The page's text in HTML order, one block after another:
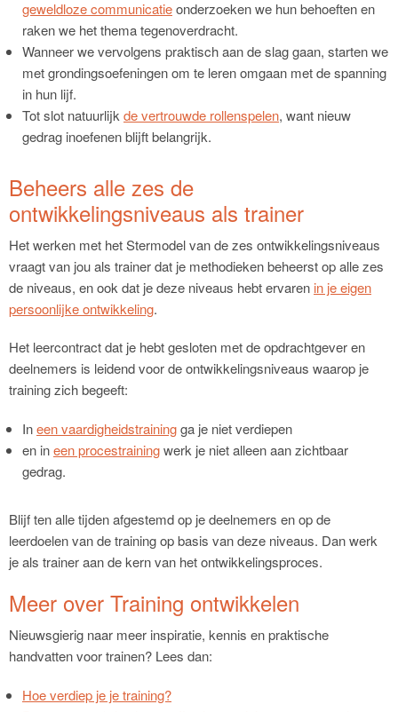
geweldloze communicatieonderzoeken we hun behoeften en
raken we het thema tegenoverdracht.
Wanneer we vervolgens praktisch aan de slag gaan, starten we
met grondingsoefeningen om te leren omgaan met de spanning
in hun lijf.
Tot slot natuurlijk de vertrouwde rollenspelen, want nieuw
gedrag inoefenen blijft belangrijk.
Beheers alle zes de
ontwikkelingsniveaus als trainer
Het werken met het Stermodel van de zes ontwikkelingsniveaus
vraagt van jou als trainer dat je methodieken beheerst op alle zes
de niveaus, en ook dat je deze niveaus hebt ervaren in je eigen
persoonlijke ontwikkeling.
Het leercontract dat je hebt gesloten met de opdrachtgever en
deelnemers is leidend voor de ontwikkelingsniveaus waarop je
training zich begeeft:
Ineen vaardigheidstrainingga je niet verdiepen
en ineen procestrainingwerk je niet alleen aan zichtbaar
gedrag.
Blijf ten alle tijden afgestemd op je deelnemers en op de
leerdoelen van de training op basis van deze niveaus. Dan werk
je als trainer aan de kern van het ontwikkelingsproces.
Meer over Training ontwikkelen
Nieuwsgierig naar meer inspiratie, kennis en praktische
handvatten voor trainen? Lees dan:
Hoe verdiep je je training?